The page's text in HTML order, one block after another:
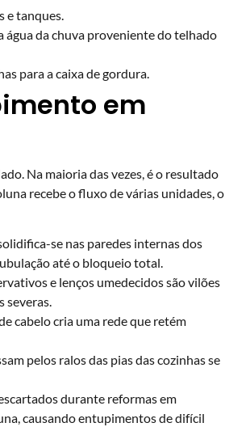
e tanques.
água da chuva proveniente do telhado
para a caixa de gordura.
em
Na maioria das vezes, é o resultado
recebe o fluxo de várias unidades, o
se nas paredes internas dos
até o bloqueio total.
e lenços umedecidos são vilões
severas.
cabelo cria uma rede que retém
pelos ralos das pias das cozinhas se
durante reformas em
causando entupimentos de difícil